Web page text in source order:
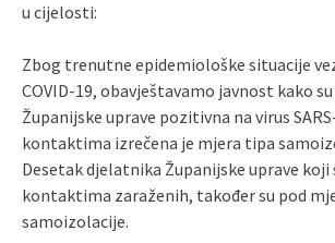
u cijelosti:
Zbog trenutne epidemiološke situacije
COVID-19, obavještavamo javnost kako
Županijske uprave pozitivna na virus
kontaktima izrečena je mjera tipa
Desetak djelatnika Županijske uprave koji
kontaktima zaraženih, također su pod
samoizolacije.